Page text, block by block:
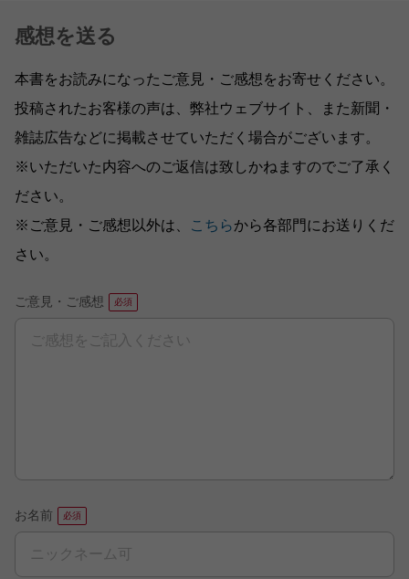
感想を送る
本書をお読みになったご意見・ご感想をお寄せください。
投稿されたお客様の声は、弊社ウェブサイト、また新聞・
雑誌広告などに掲載させていただく場合がございます。
※いただいた内容へのご返信は致しかねますのでご了承く
ださい。
※ご意見・ご感想以外は、
こちらから各部門にお送りくだ
さい。
ご意見・ご感想
お名前